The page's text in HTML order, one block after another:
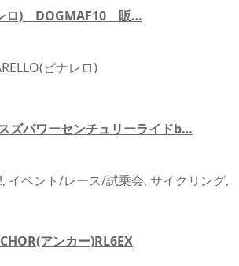
ロ) DOGMAF10 販…
ピナレロ)
ズパワーセンチュリーライドb…
, イベント/レース/試乗会, サイクリング,
アンカー)RL6EX